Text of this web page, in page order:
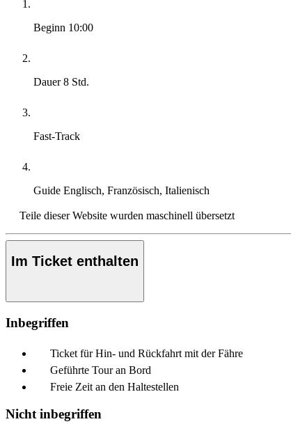
Beginn 10:00
Dauer8 Std.
Fast-Track
Guide Englisch, Französisch, Italienisch
Teile dieser Website wurden maschinell übersetzt
Im Ticket enthalten
Inbegriffen
Ticket für Hin- und Rückfahrt mit der Fähre
Geführte Tour an Bord
Freie Zeit an den Haltestellen
Nicht inbegriffen